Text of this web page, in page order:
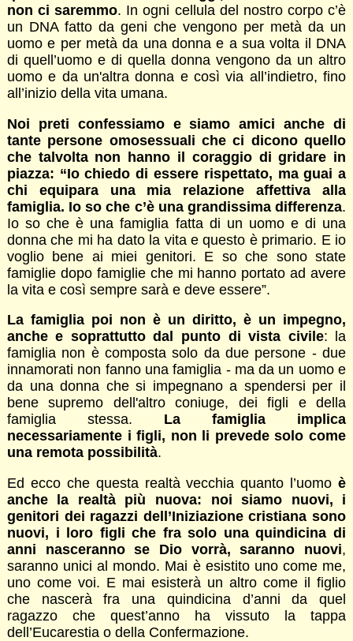
non ci saremmo. In ogni cellula del nostro corpo c’è
un DNA fatto da geni che vengono per metà da un
uomo e per metà da una donna e a sua volta il DNA
di quell’uomo e di quella donna vengono da un altro
uomo e da un'altra donna e così via all’indietro, fino
all’inizio della vita umana.
Noi preti confessiamo e siamo amici anche di
tante persone omosessuali che ci dicono quello
che talvolta non hanno il coraggio di gridare in
piazza: “Io chiedo di essere rispettato, ma guai a
chi equipara una mia relazione affettiva alla
famiglia. Io so che c’è una grandissima differenza.
Io so che è una famiglia fatta di un uomo e di una
donna che mi ha dato la vita e questo è primario. E io
voglio bene ai miei genitori. E so che sono state
famiglie dopo famiglie che mi hanno portato ad avere
la vita e così sempre sarà e deve essere”.
La famiglia poi non è un diritto, è un impegno,
anche e soprattutto dal punto di vista civile: la
famiglia non è composta solo da due persone - due
innamorati non fanno una famiglia - ma da un uomo e
da una donna che si impegnano a spendersi per il
bene supremo dell'altro coniuge, dei figli e della
famiglia stessa. La famiglia implica
necessariamente i figli, non li prevede solo come
una remota possibilità.
Ed ecco che questa realtà vecchia quanto l’uomoè
anche la realtà più nuova: noi siamo nuovi, i
genitori dei ragazzi dell’Iniziazione cristiana sono
nuovi, i loro figli che fra solo una quindicina di
anni nasceranno se Dio vorrà, saranno nuovi,
saranno unici al mondo. Mai è esistito uno come me,
uno come voi. E mai esisterà un altro come il figlio
che nascerà fra una quindicina d’anni da quel
ragazzo che quest’anno ha vissuto la tappa
dell’Eucarestia o della Confermazione.